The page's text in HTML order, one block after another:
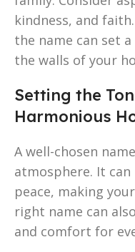
kindness, and
the name can set
the walls of your
Setting the
Harmonious
A well-chosen
atmosphere. It can
peace, making
right name can
and comfort for